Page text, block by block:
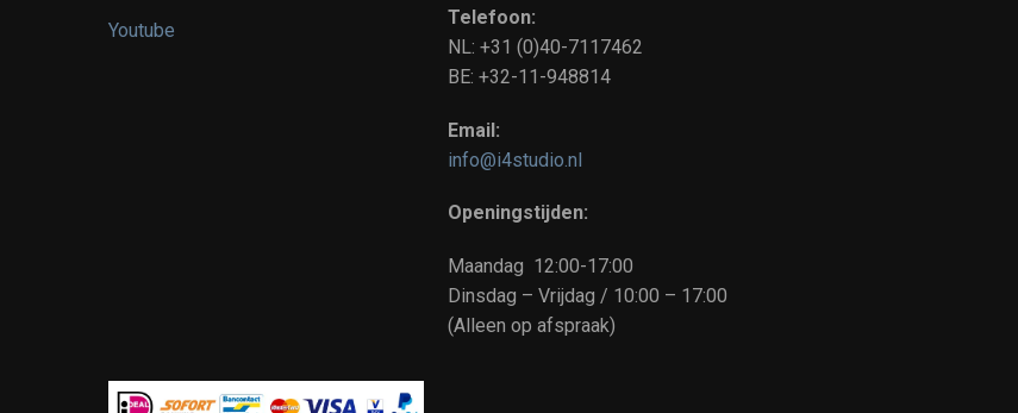
Youtube
Telefoon:
NL: +31 (0)40-7117462
BE: +32-11-948814
Email:
info@i4studio.nl
Openingstijden:
Maandag 12:00-17:00
Dinsdag – Vrijdag / 10:00 – 17:00
(Alleen op afspraak)